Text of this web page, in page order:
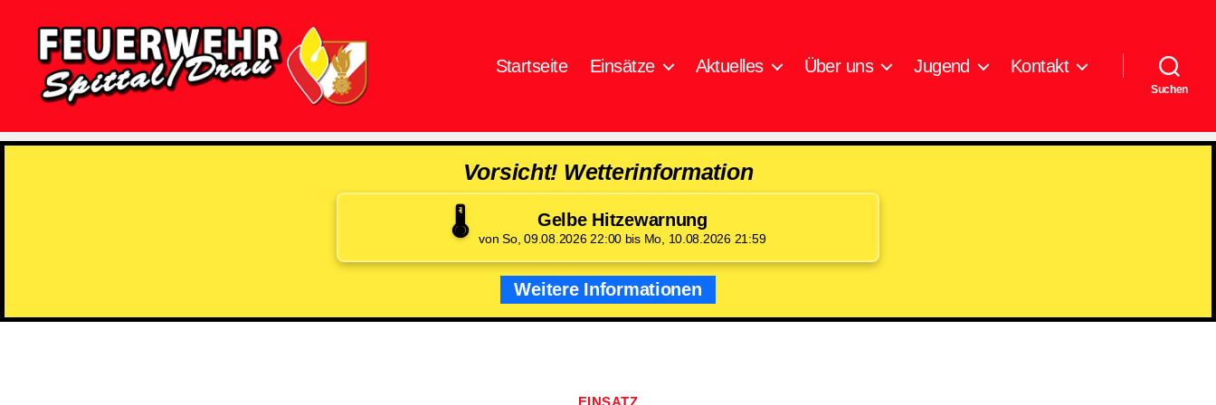
Spittal/Drau
Startseite Einsätze Aktuelles Über uns Jugend Kontakt
Suchen
Vorsicht! Wetterinformation
🌡️ Gelbe Hitzewarnung
von So, 09.08.2026 22:00 bis Mo, 10.08.2026 21:59
Weitere Informationen
Kategorien
EINSATZ